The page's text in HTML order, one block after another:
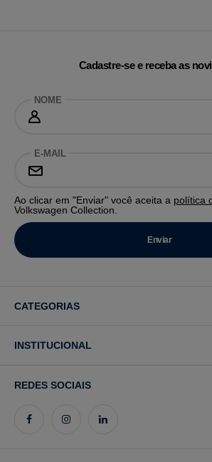
Cadastre-se e receba as
NOME
E-MAIL
Ao clicar em "Enviar" você aceita a política
Volkswagen Collection.
CATEGORIAS
INSTITUCIONAL
REDES SOCIAIS